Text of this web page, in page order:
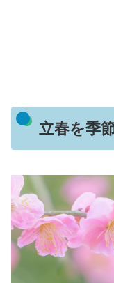
立春を季